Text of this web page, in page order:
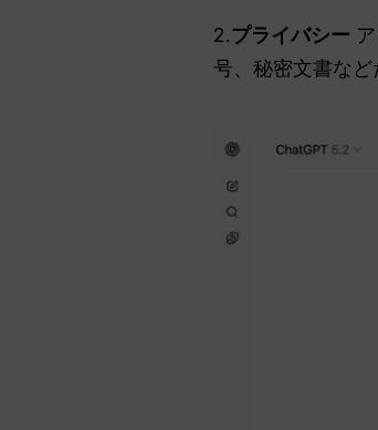
2.プライバシー
号、秘密文書など